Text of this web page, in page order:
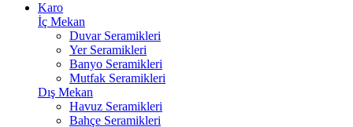
Karo
İç Mekan
Duvar Seramikleri
Yer Seramikleri
Banyo Seramikleri
Mutfak Seramikleri
Dış Mekan
Havuz Seramikleri
Bahçe Seramikleri